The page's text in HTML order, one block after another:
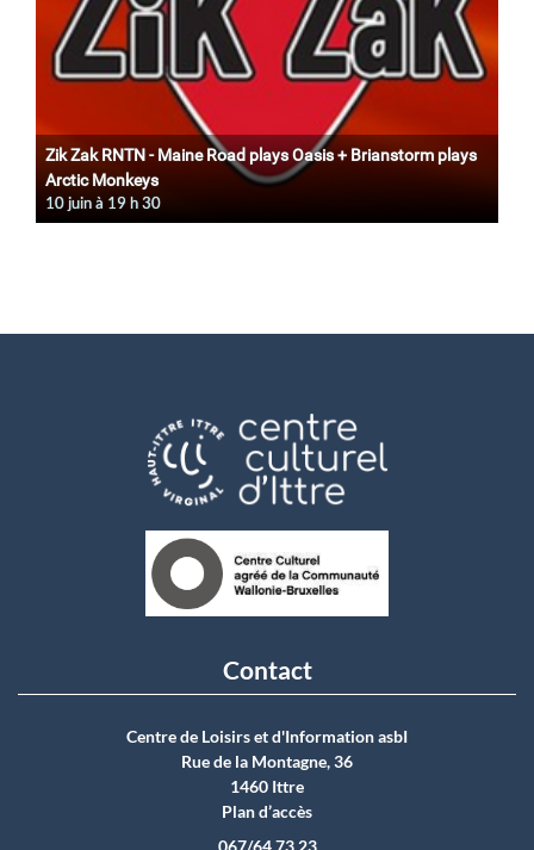
Zik Zak RNTN - Maine Road plays Oasis + Brianstorm plays
Arctic Monkeys
10 juin à 19 h 30
Contact
Centre de Loisirs et d'Information asbI
Rue de la Montagne, 36
1460 Ittre
Plan d’accès